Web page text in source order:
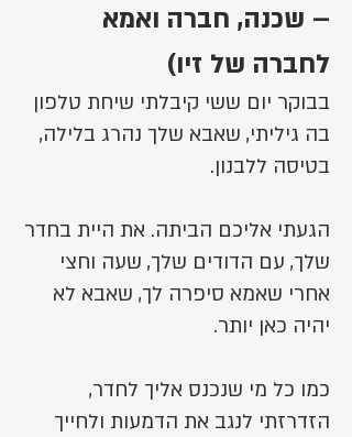
– שכנה, חברה ואמא
לחברה של זיו)
בבוקר יום ששי קיבלתי שיחת טלפון
בה גיליתי, שאבא שלך נהרג בלילה,
בטיסה ללבנון.
הגעתי אליכם הביתה. את היית בחדר
שלך, עם הדודים שלך, שעה וחצי
אחרי שאמא סיפרה לך, שאבא לא
יהיה כאן יותר.
כמו כל מי שנכנס אליך לחדר,
הזדרזתי לנגב את הדמעות ולחייך